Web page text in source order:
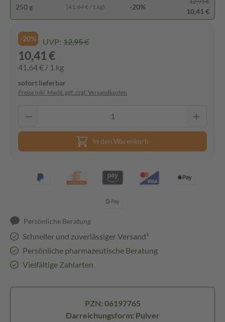
250 g (41,64 € / 1 kg) -20%
10,41 €
-20% UVP: 12,95 €
10,41 €
41,64 € / 1 kg
sofort lieferbar
Preise inkl. MwSt. ggf. zzgl. Versandkosten
In den Warenkorb
Persönliche Beratung
Schneller und zuverlässiger Versand³
Persönliche pharmazeutische Beratung
Vielfältige Zahlarten
PZN: 06197765
Darreichungsform: Pulver